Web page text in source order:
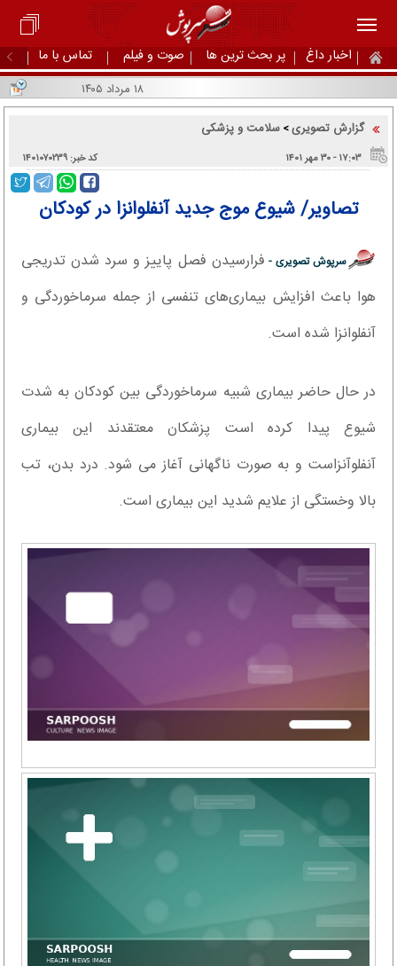
اخبار داغ پر بحث ترین ها صوت و فیلم تماس با ما
۱۸ مرداد ۱۴۰۵
۱۷:۰۳ - ۳۰ مهر ۱۴۰۱ کد خبر: ۱۴۰۱۰۷۰۲۳۹
گزارش تصویری> سلامت و پزشکی
تصاویر/ شیوع موج جدید آنفلوانزا در کودکان
سرپوش تصویری - فرارسیدن فصل پاییز و سرد شدن تدریجی
هوا باعث افزایش بیماری‌های تنفسی از جمله سرماخوردگی و
آنفلوانزا شده است.
در حال حاضر بیماری شبیه سرماخوردگی بین کودکان به شدت
شیوع پیدا کرده است پزشکان معتقدند این بیماری
آنفلوآنزاست و به صورت ناگهانی آغاز می شود. درد بدن، تب
بالا وخستگی از علایم شدید این بیماری است.